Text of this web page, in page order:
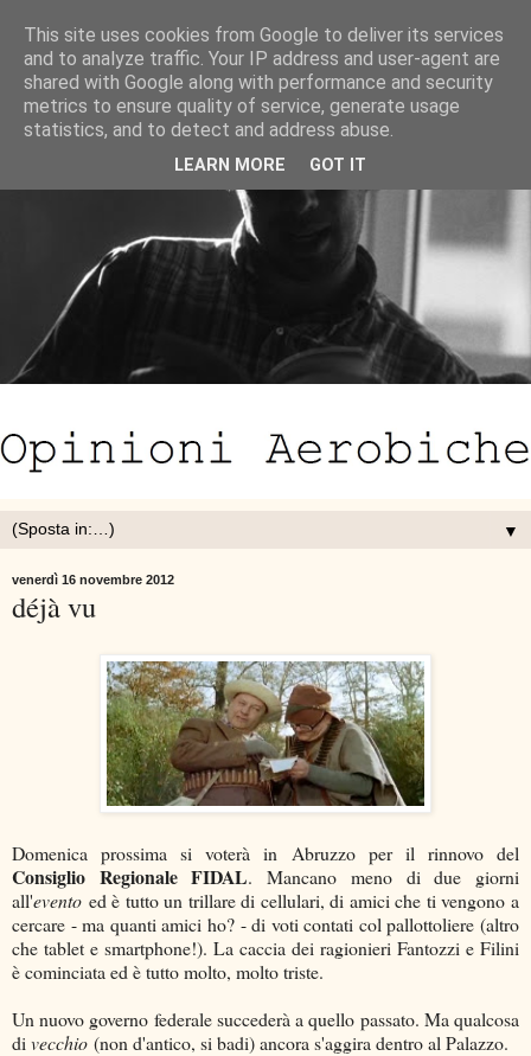
▼
venerdì 16 novembre 2012
déjà vu
Domenica prossima si voterà in Abruzzo per il rinnovo del
Consiglio Regionale FIDAL. Mancano meno di due giorni
all'evento ed è tutto un trillare di cellulari, di amici che ti vengono a
cercare - ma quanti amici ho? - di voti contati col pallottoliere (altro
che tablet e smartphone!). La caccia dei ragionieri Fantozzi e Filini
è cominciata ed è tutto molto, molto triste.
Un nuovo governo federale succederà a quello passato. Ma qualcosa
di vecchio (non d'antico, si badi) ancora s'aggira dentro al Palazzo.
This site uses cookies from Google to deliver its services
and to analyze traffic. Your IP address and user-agent are
shared with Google along with performance and security
metrics to ensure quality of service, generate usage
statistics, and to detect and address abuse.
LEARN MORE GOT IT